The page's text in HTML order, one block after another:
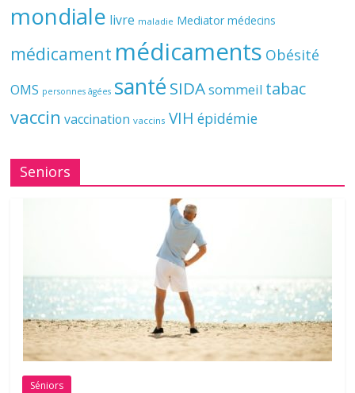
mondiale livre maladie Mediator médecins
médicament médicaments Obésité
OMS personnes âgées santé SIDAsommeil tabac
vaccin vaccination vaccins VIH épidémie
Seniors
Séniors